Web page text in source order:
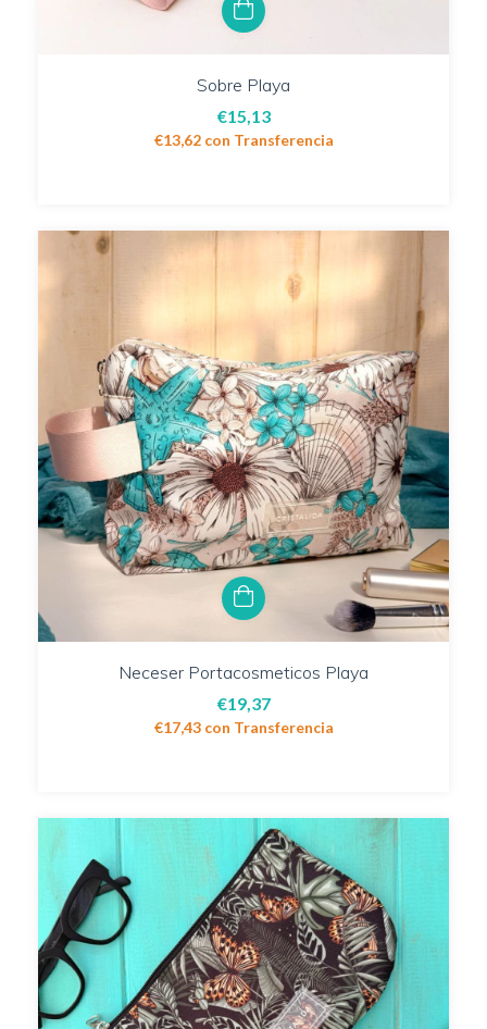
Sobre Playa
€15,13
€13,62 con Transferencia
Neceser Portacosmeticos Playa
€19,37
€17,43 con Transferencia